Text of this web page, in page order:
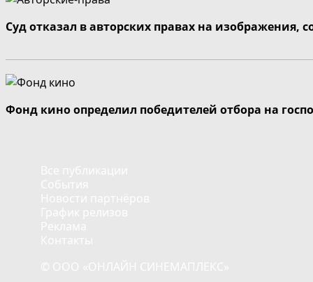
Суд отказал в авторских правах на изображения,
Фонд кино определил победителей отбора на